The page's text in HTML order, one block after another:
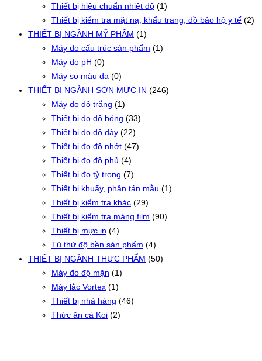
Thiết bị hiệu chuẩn nhiệt độ (1)
Thiết bị kiểm tra mặt nạ, khẩu trang, đồ bảo hộ y tế (2)
THIẾT BỊ NGÀNH MỸ PHẨM (1)
Máy đo cấu trúc sản phẩm (1)
Máy đo pH (0)
Máy so màu da (0)
THIẾT BỊ NGÀNH SƠN MỰC IN (246)
Máy đo độ trắng (1)
Thiết bị đo độ bóng (33)
Thiết bị đo độ dày (22)
Thiết bị đo độ nhớt (47)
Thiết bị đo độ phủ (4)
Thiết bị đo tỷ trọng (7)
Thiết bị khuấy, phân tán mẫu (1)
Thiết bị kiểm tra khác (29)
Thiết bị kiểm tra màng film (90)
Thiết bị mực in (4)
Tủ thử độ bền sản phẩm (4)
THIẾT BỊ NGÀNH THỰC PHẨM (50)
Máy đo độ mặn (1)
Máy lắc Vortex (1)
Thiết bị nhà hàng (46)
Thức ăn cá Koi (2)